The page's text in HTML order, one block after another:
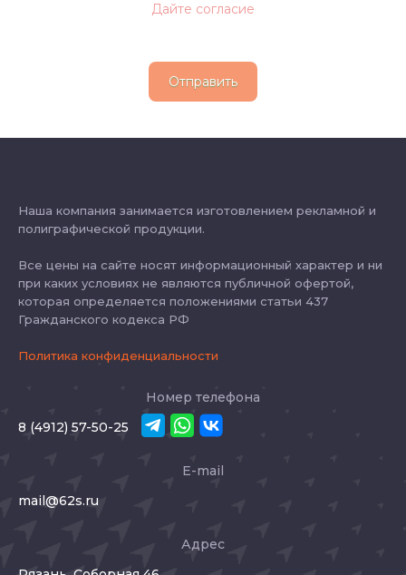
Дайте согласие
Отправить
Наша компания занимается изготовлением рекламной и
полиграфической продукции.
Все цены на сайте носят информационный характер и ни
при каких условиях не являются публичной офертой,
которая определяется положениями статьи 437
Гражданского кодекса РФ
Политика конфиденциальности
Номер телефона
8 (4912) 57-50-25
E-mail
mail@62s.ru
Адрес